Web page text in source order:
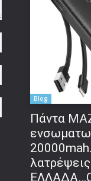
Ιστοσελίδα:
Blog
Πάντα